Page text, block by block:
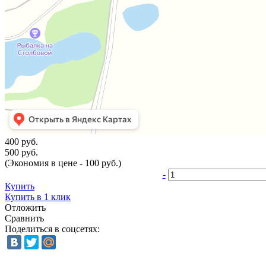
400 руб.
500 руб.
(Экономия в цене - 100 руб.)
-
Купить
Купить в 1 клик
Отложить
Сравнить
Поделиться в соцсетях: